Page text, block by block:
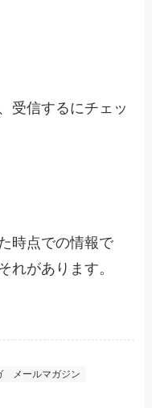
受信するにチェッ
時点での情報で
れがあります。
メールマガジン